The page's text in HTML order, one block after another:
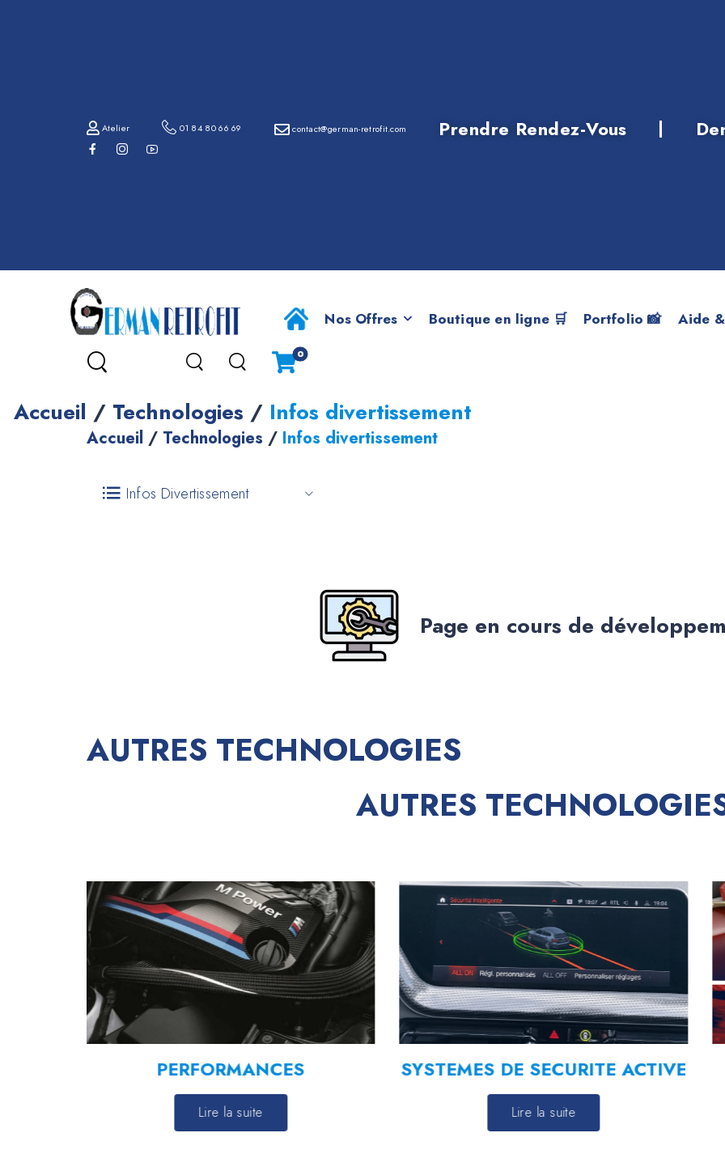
Atelier 01 84 80 66 69 contact@german-retrofit.com Prendre Rendez-Vous
Nos Offres Boutique en ligne 🛒 Portfolio 📸 Aide
0
Accueil / Technologies / Infos divertissement
Accueil / Technologies / Infos divertissement
Infos Divertissement
Page en cours de
AUTRES TECHNOLOGIES
AUTRES
PERFORMANCES
Lire la suite
SYSTEMES DE SECURITE ACTIVE
Lire la suite